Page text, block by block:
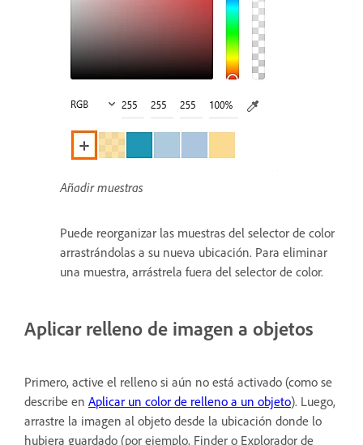
Añadir muestras
Puede reorganizar las muestras del selector de color
arrastrándolas a su nueva ubicación. Para eliminar
una muestra, arrástrela fuera del selector de color.
Aplicar relleno de imagen a objetos
Primero, active el relleno si aún no está activado (como se
describe en Aplicar un color de relleno a un objeto). Luego,
arrastre la imagen al objeto desde la ubicación donde lo
hubiera guardado (por ejemplo, Finder o Explorador de